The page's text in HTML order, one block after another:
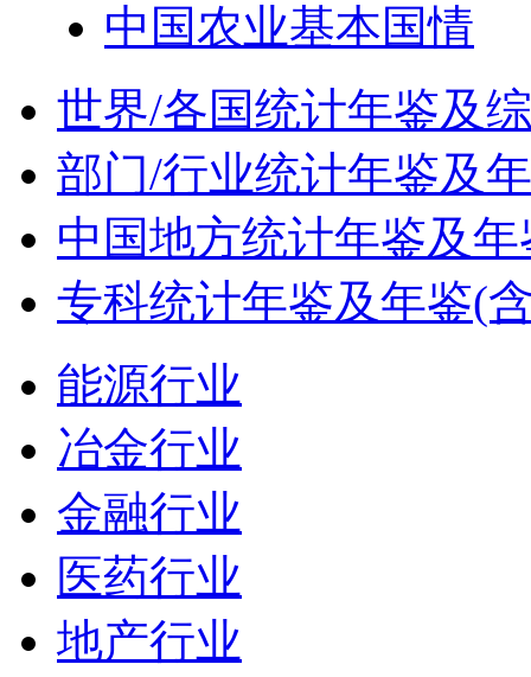
中国农业基本国情
世界/各国统计年鉴及
部门/行业统计年鉴及
中国地方统计年鉴及
专科统计年鉴及年鉴(
能源行业
冶金行业
金融行业
医药行业
地产行业